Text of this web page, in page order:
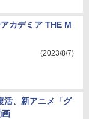
カデミア THE M
(2023/8/7)
活、新アニメ「グ
画